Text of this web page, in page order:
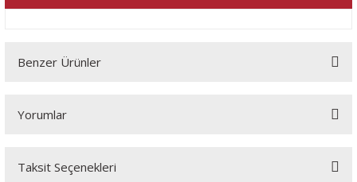
Benzer Ürünler
Yorumlar
Taksit Seçenekleri